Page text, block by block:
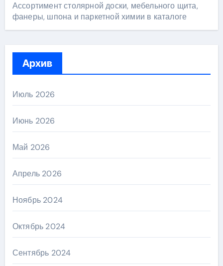
Ассортимент столярной доски, мебельного щита,
фанеры, шпона и паркетной химии в каталоге
Архив
Июль 2026
Июнь 2026
Май 2026
Апрель 2026
Ноябрь 2024
Октябрь 2024
Сентябрь 2024